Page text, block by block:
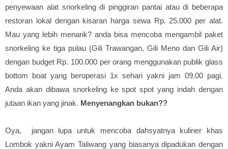
penyewaan alat snorkeling di pinggiran pantai atau di beberapa
restoran lokal dengan kisaran harga sewa Rp. 25.000 per alat.
Mau yang lebih menarik? anda bisa mencoba mengambil paket
snorkeling ke tiga pulau (Gili Trawangan, Gili Meno dan Gili Air)
dengan budget Rp. 100.000 per orang menggunakan publik glass
bottom boat yang beroperasi 1x sehari yakni jam 09.00 pagi.
Anda akan dibawa snorkeling ke spot spot yang indah dengan
jutaan ikan yang jinak. Menyenangkan bukan??
Oya, jangan lupa untuk mencoba dahsyatnya kuliner khas
Lombok yakni Ayam Taliwang yang biasanya dipadukan dengan